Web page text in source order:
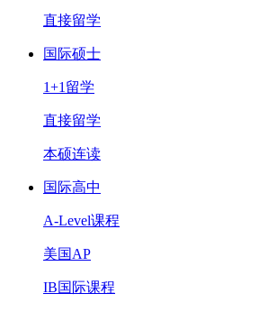
直接留学
国际硕士
1+1留学
直接留学
本硕连读
国际高中
A-Level课程
美国AP
IB国际课程